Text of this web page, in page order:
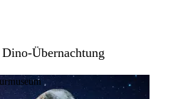
Übernachtung